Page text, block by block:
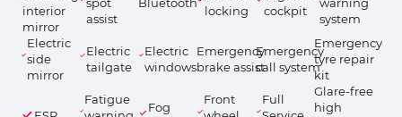
interior
mirror
assist
locking
cockpit
system
Electric
side
mirror
Electric
tailgate
Electric
windows
Emergency
brake assist
Emergency
call system
Emergency
tyre repair
kit
Fatigue
Fog
Front
Full
Glare-free
high